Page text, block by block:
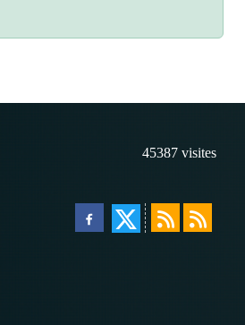
45387 visites